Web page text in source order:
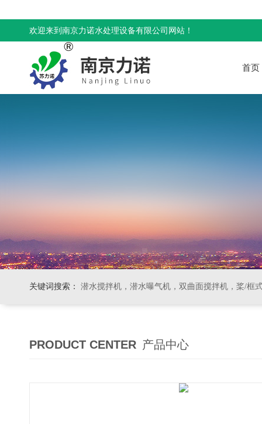
欢迎来到南京力诺水处理设备有限公司网站！
首页
关键词搜索： 潜水搅拌机，潜水曝气机，双曲面搅拌机，桨/框式搅拌
PRODUCT CENTER 产品中心